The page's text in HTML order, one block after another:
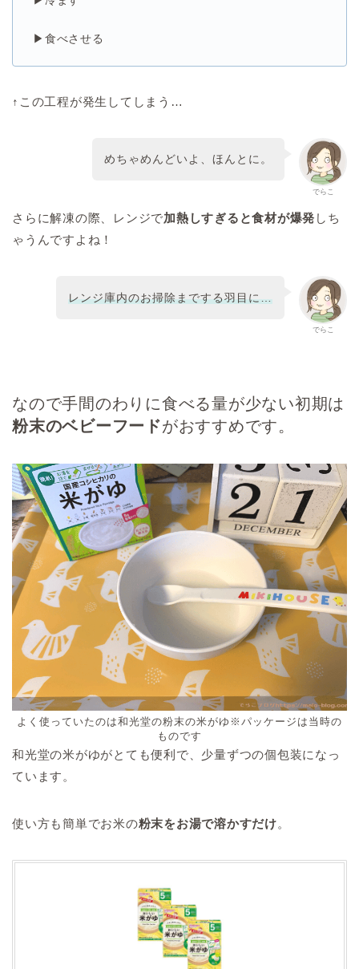
▶食べさせる
↑この工程が発生してしまう…
でらこ
めちゃめんどいよ、ほんとに。
さらに解凍の際、レンジで加熱しすぎると食材が爆発 しち
ゃうんですよね！
でらこ
レンジ庫内のお掃除までする羽目に…
なので手間のわりに食べる量が少ない初期は
粉末のベビーフードがおすすめです。
よく使っていたのは和光堂の粉末の米がゆ※パッケージは当時の
ものです
和光堂の米がゆがとても便利で、少量ずつの個包装になっ
ています。
使い方も簡単でお米の粉末をお湯で溶かすだけ。